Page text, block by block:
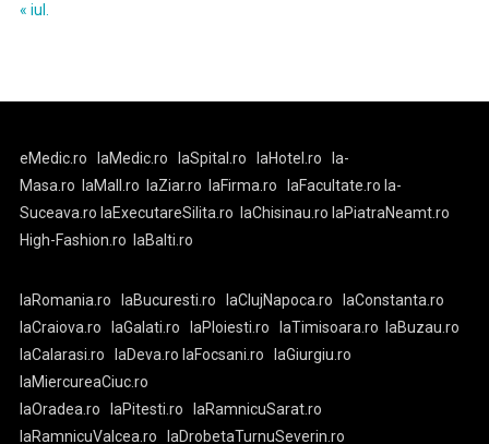
« iul.
eMedic.ro laMedic.ro laSpital.ro laHotel.ro
la-
Masa.ro
laMall.ro laZiar.ro laFirma.ro laFacultate.ro la-
Suceava.ro laExecutareSilita.ro laChisinau.ro laPiatraNeamt.ro
High-Fashion.ro
laBalti.ro
laRomania.ro laBucuresti.ro laClujNapoca.ro
laConstanta.ro
laCraiova.ro
laGalati.ro laPloiesti.ro laTimisoara.ro
laBuzau.ro
laCalarasi.ro
laDeva.ro laFocsani.ro
laGiurgiu.ro
laMiercureaCiuc.ro
laOradea.ro
laPitesti.ro
laRamnicuSarat.ro
laRamnicuValcea.ro
laDrobetaTurnuSeverin.ro